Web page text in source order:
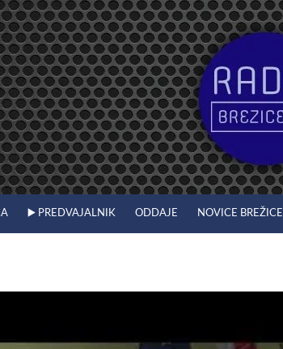
▶️ PREDVAJALNIK ODDAJE NOVICE BREŽICE